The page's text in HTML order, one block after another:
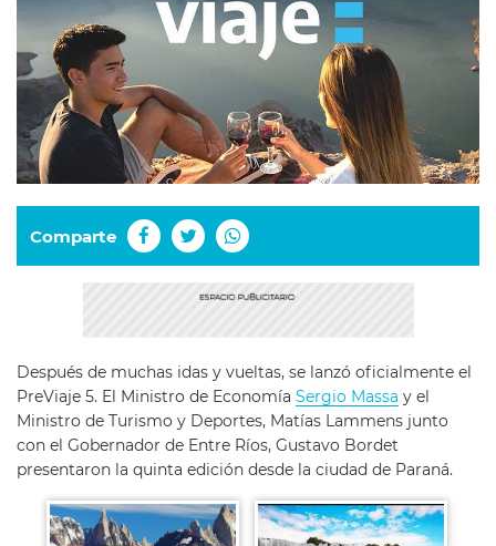
Comparte
Después de muchas idas y vueltas, se lanzó oficialmente el
PreViaje 5. El Ministro de Economía Sergio Massa y el
Ministro de Turismo y Deportes, Matías Lammens junto
con el Gobernador de Entre Ríos, Gustavo Bordet
presentaron la quinta edición desde la ciudad de Paraná.